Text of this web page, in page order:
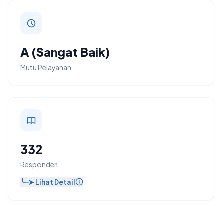
A (Sangat Baik)
Mutu Pelayanan
332
Responden
╰┈➤ Lihat Detail